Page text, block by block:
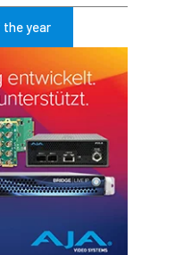
the year